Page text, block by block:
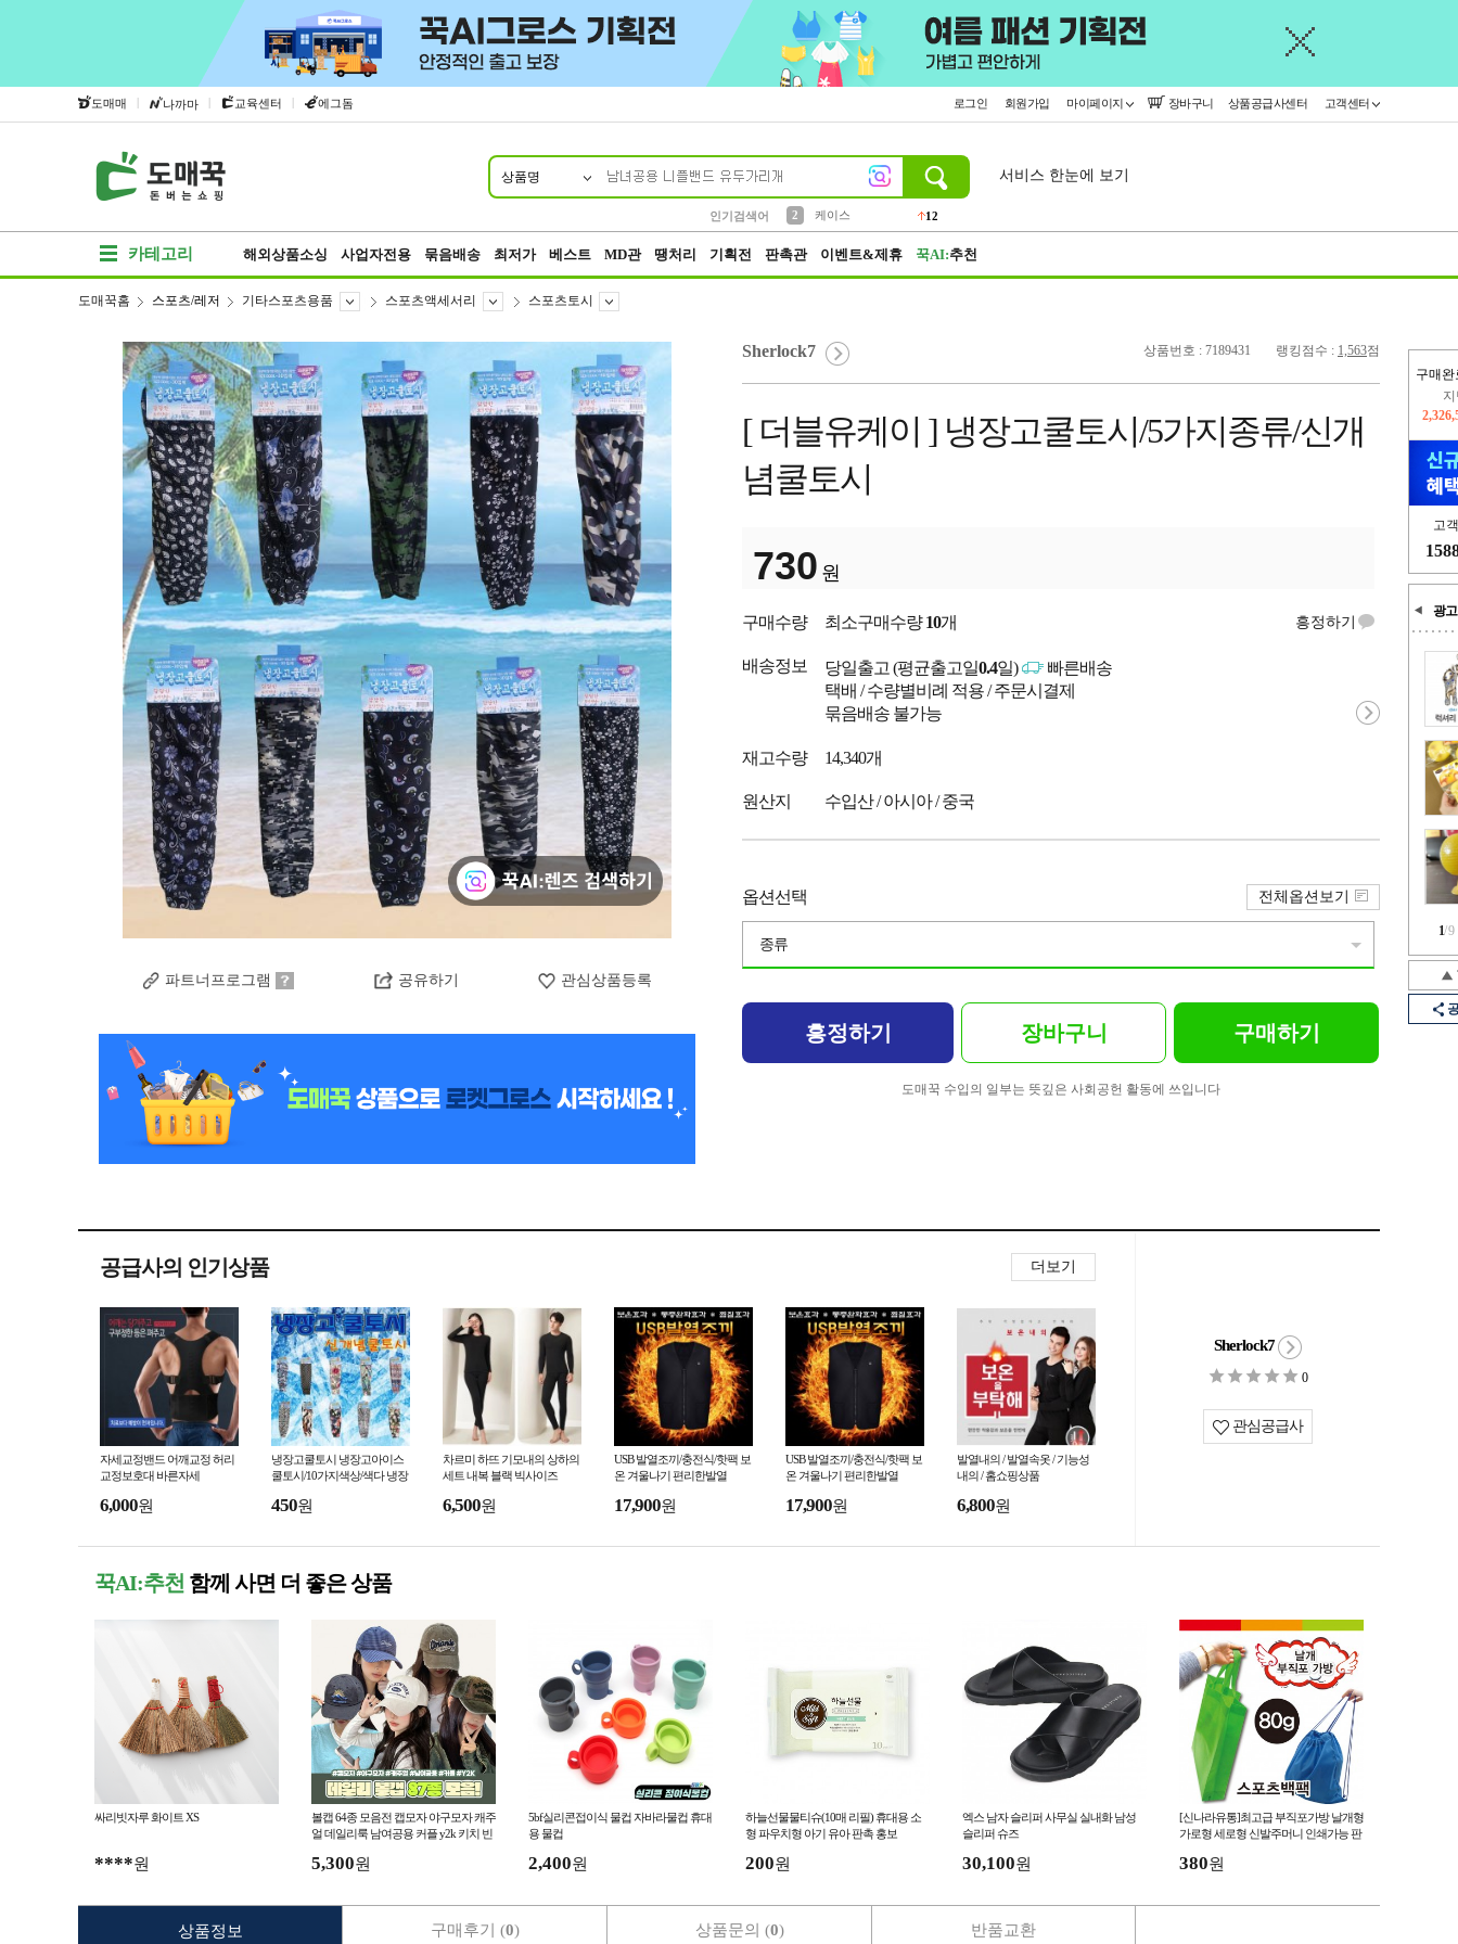
도매매 | 나까마 | 교육센터 | 에그돔 로그인 회원가입 마이페이지 장바구니 상품공급사센터 고객센터
상품명
인기검색어
2
케이스
12
서비스 한눈에 보기
카테고리 해외상품소싱 사업자전용 묶음배송 최저가 베스트 MD관 땡처리 기획전 판촉관 이벤트&제휴 꾹AI:추천
구매완
고
광고
1/9
도매꾹홈 스포츠/레저 기타스포츠용품 스포츠액세서리 스포츠토시
파트너프로그램 공유하기 관심상품등록
상품번호 : 7189431 랭킹점수 : 1,563점
Sherlock7
[ 더블유케이 ] 냉장고쿨토시/5가지종류/신개
념쿨토시
730 원
구매수량 최소구매수량10개 흥정하기
배송정보 당일출고 (평균출고일0.4일)
빠른배송
택배 / 수량별비례 적용 / 주문시결제
묶음배송 불가능
재고수량 14,340개
원산지 수입산 / 아시아 / 중국
옵션선택
종류
전체옵션보기
흥정하기 장바구니 구매하기
도매꾹 수입의 일부는 뜻깊은 사회공헌 활동에 쓰입니다
공급사의 인기상품 더보기
자세교정밴드 어깨교정 허리
교정보호대 바른자세
6,000원
냉장고쿨토시 냉장고아이스
쿨토시/10가지색상/색다 냉장
450원
차르미 하뜨 기모내의 상하의
세트 내복 블랙 빅사이즈
6,500원
USB 발열조끼/충전식/핫팩 보
온 겨울나기 편리한발열
17,900원
USB 발열조끼/충전식/핫팩 보
온 겨울나기 편리한발열
17,900원
발열내의 / 발열속옷 / 기능성
내의 / 홈쇼핑상품
6,800원
Sherlock7
0
관심공급사
꾹AI:추천 함께 사면 더 좋은 상품
싸리빗자루 화이트 XS
****원
볼캡 64종 모음전 캡모자 야구모자 캐주
얼 데일리룩 남여공용 커플 y2k 키치 빈
5,300원
5bf실리콘접이식 물컵 자바라물컵 휴대
용 물컵
2,400원
하늘선물물티슈(10매 리필) 휴대용 소
형 파우치형 아기 유아 판촉 홍보
200원
엑스 남자 슬리퍼 사무실 실내화 남성
슬리퍼 슈즈
30,100원
[신나라유통]최고급 부직포가방 날개형
가로형 세로형 신발주머니 인쇄가능 판
380원
상품정보 구매후기 (0) 상품문의 (0) 반품교환